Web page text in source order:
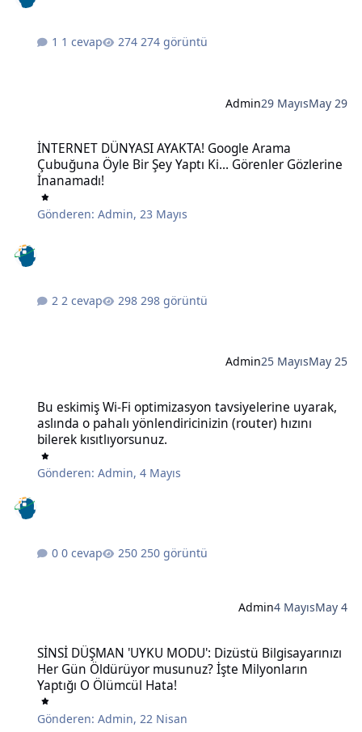
1 cevap 274 görüntü
Admin29 MayısMay 29
İNTERNET DÜNYASI AYAKTA! Google Arama
Çubuğuna Öyle Bir Şey Yaptı Ki... Görenler Gözlerine
İnanamadı!
Gönderen:Admin,23 Mayıs
2 cevap 298 görüntü
Admin25 MayısMay 25
Bu eskimiş Wi-Fi optimizasyon tavsiyelerine uyarak,
aslında o pahalı yönlendiricinizin (router) hızını
bilerek kısıtlıyorsunuz.
Gönderen:Admin,4 Mayıs
0 cevap 250 görüntü
Admin4 MayısMay 4
SİNSİ DÜŞMAN 'UYKU MODU': Dizüstü Bilgisayarınızı
Her Gün Öldürüyor musunuz? İşte Milyonların
Yaptığı O Ölümcül Hata!
Gönderen:Admin, 22 Nisan